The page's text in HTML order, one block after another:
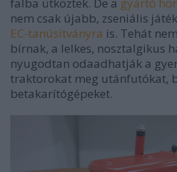
nem csak újabb, zseniális
EC-tanúsítványra is. Tehát
bírnak, a lelkes, nosztalgikus
nyugodtan odaadhatják a
traktorokat meg utánfutókat,
betakarítógépeket.